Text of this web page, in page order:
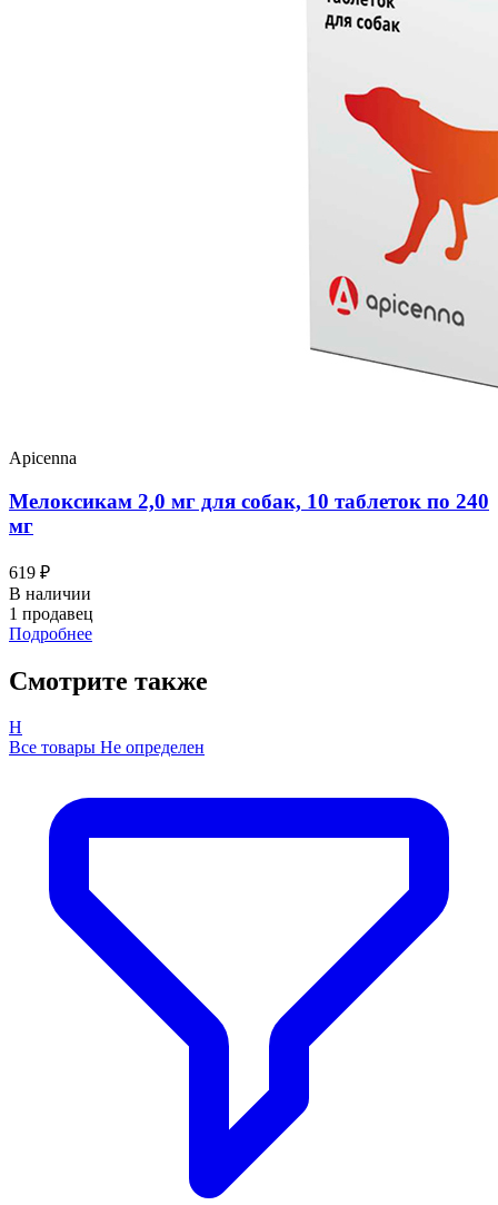
Apicenna
Мелоксикам 2,0 мг для собак, 10 таблеток по 240
мг
619 ₽
В наличии
1 продавец
Подробнее
Смотрите также
Н
Все товары Не определен